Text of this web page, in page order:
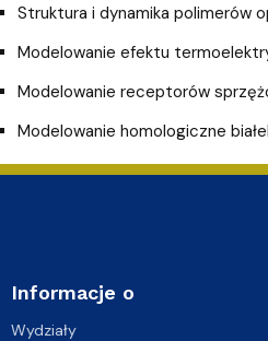
Struktura i dynamika polimerów
Modelowanie efektu
Modelowanie receptorów
Modelowanie homologiczne
Informacje o
Wydziały